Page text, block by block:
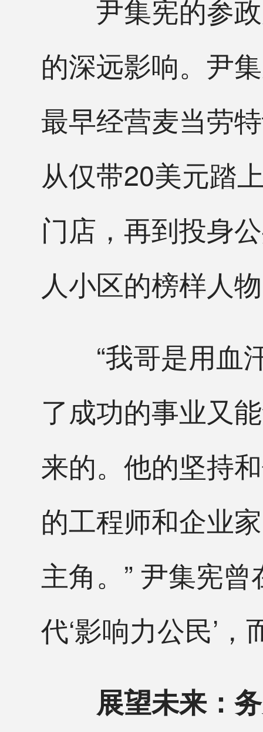
尹集宪的参政
的深远影响。尹
最早经营麦当劳
从仅带20美元踏
门店，再到投身
人小区的榜样人
“我哥是用血汗
了成功的事业又
来的。他的坚持
的工程师和企业
主角。” 尹集宪
代‘影响力公民’
展望未来：务